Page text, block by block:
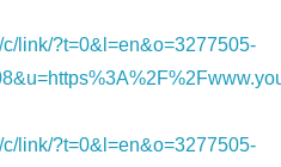
c/link/?t=0&l=en&o=3277505-
c/link/?t=0&l=en&o=3277505-